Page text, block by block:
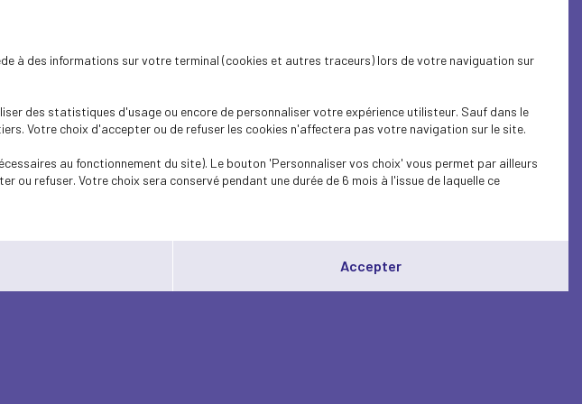
à des informations sur votre terminal (cookies et autres traceurs) lors de votre naviguation sur
des statistiques d'usage ou encore de personnaliser votre expérience utilisteur. Sauf dans le
Votre choix d'accepter ou de refuser les cookies n'affectera pas votre navigation sur le site.
au fonctionnement du site). Le bouton 'Personnaliser vos choix' vous permet par ailleurs
refuser. Votre choix sera conservé pendant une durée de 6 mois à l'issue de laquelle ce
Accepter